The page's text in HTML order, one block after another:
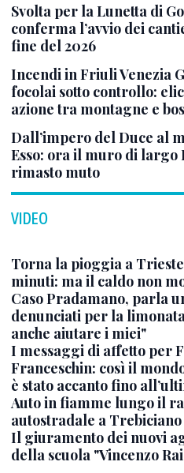
Svolta per la Lunetta di
conferma l’avvio dei
fine del 2026
Incendi in Friuli Venezia
focolai sotto controllo:
azione tra montagne e
Dall’impero del Duce al
Esso: ora il muro di largo
rimasto muto
VIDEO
Torna la pioggia a
minuti: ma il caldo non
Caso Pradamano, parla
denunciati per la
anche aiutare i miei"
I messaggi di affetto per
Franceschin: così il
è stato accanto fino
Auto in fiamme lungo il
autostradale a Trebiciano
Il giuramento dei nuovi
della scuola "Vincenzo